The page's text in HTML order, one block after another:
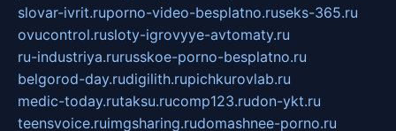
slovar-ivrit.ruporno-video-besplatno.ruseks-365.ru
ovucontrol.rusloty-igrovyye-avtomaty.ru
ru-industriya.rurusskoe-porno-besplatno.ru
belgorod-day.rudigilith.rupichkurovlab.ru
medic-today.rutaksu.rucomp123.rudon-ykt.ru
teensvoice.ruimgsharing.rudomashnee-porno.ru